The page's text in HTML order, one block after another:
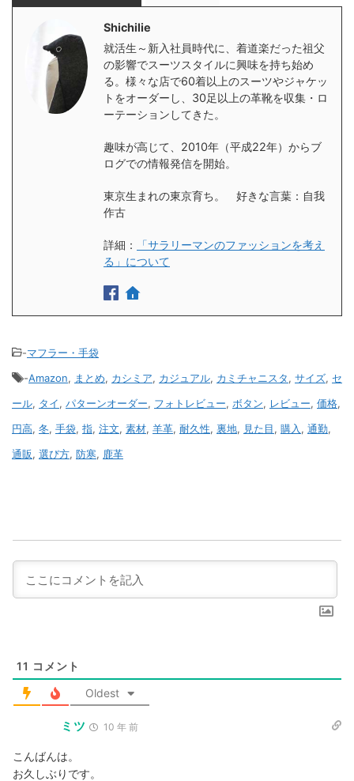
Shichilie
就活生～新入社員時代に、着道楽だった祖父
の影響でスーツスタイルに興味を持ち始め
る。様々な店で60着以上のスーツやジャケッ
トをオーダーし、30足以上の革靴を収集・ロ
ーテーションしてきた。
趣味が高じて、2010年（平成22年）からブ
ログでの情報発信を開始。
東京生まれの東京育ち。 好きな言葉：自我
作古
詳細：
「サラリーマンのファッションを考え
る」について
-マフラー・手袋
-Amazon, まとめ, カシミア, カジュアル, カミチャニスタ, サイズ, セ
ール, タイ, パターンオーダー, フォトレビュー, ボタン, レビュー, 価格,
円高, 冬, 手袋, 指, 注文, 素材, 羊革, 耐久性, 裏地, 見た目, 購入 , 通勤,
通販, 選び方, 防寒, 鹿革
11 コメント
Oldest
ミツ 10 年 前
こんばんは。
お久しぶりです。